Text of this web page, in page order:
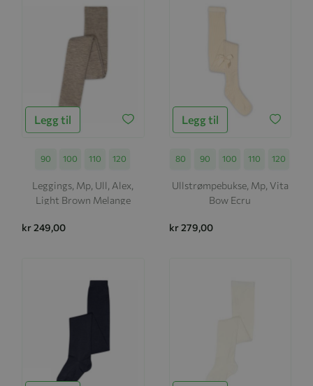
Legg til
Størrelse
90 100 110 120
Leggings, Mp, Ull, Alex,
Light Brown Melange
kr 249,00
Legg til
Størrelse
80 90 100 110 120
Ullstrømpebukse, Mp, Vita
Bow Ecru
kr 279,00